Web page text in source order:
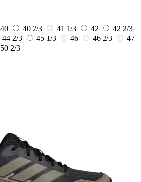
40 40 2/3 41 1/3 42
42 2/3
44 2/3 45 1/3 46 46 2/3
47
50 2/3